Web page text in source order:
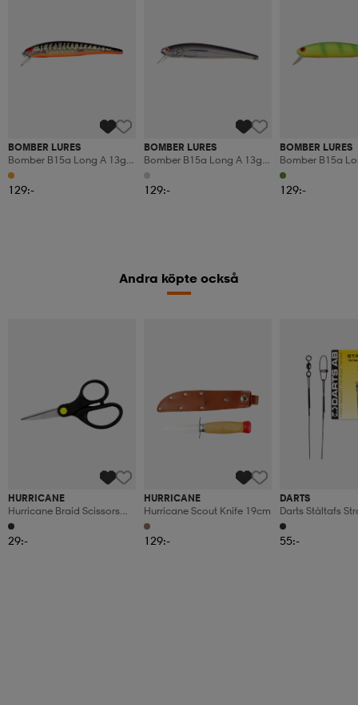
BOMBER LURES
Bomber B15a Long A 13g
12cm - Gptbro
129:-
BOMBER LURES
Bomber B15a Long A 13g
12cm - Xmbo
129:-
BOMBER LURES
Bomber B15a
12cm - Wigg35
129:-
Andra köpte också
HURRICANE
Hurricane Braid Scissors
13cm
29:-
HURRICANE
Hurricane Scout Knife 19cm
129:-
DARTS
Darts Ståltafs
15cm
55:-